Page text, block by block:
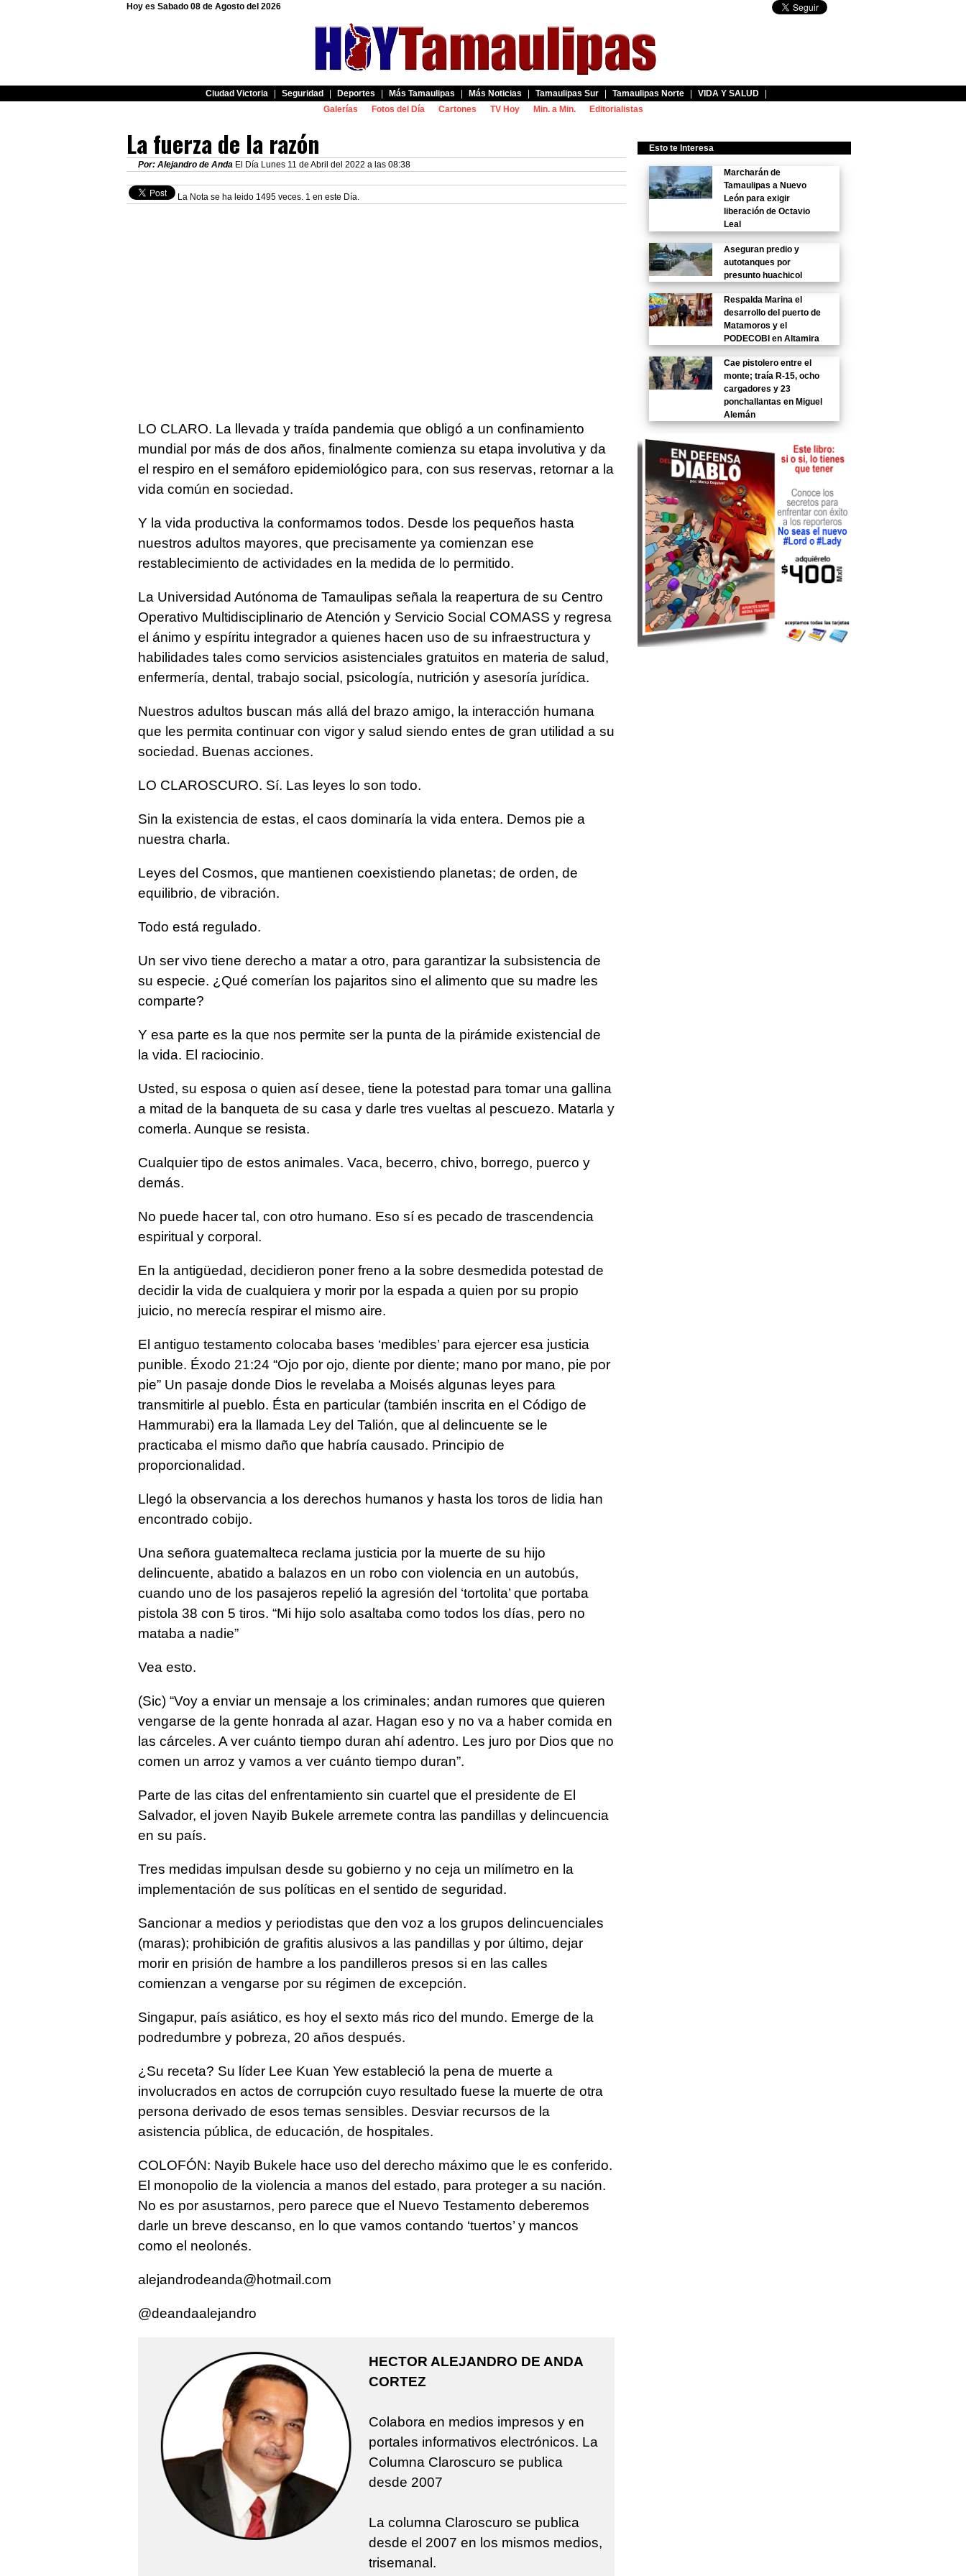
Hoy es Sabado 08 de Agosto del 2026
Ciudad Victoria Seguridad Deportes Más Tamaulipas Más Noticias Tamaulipas Sur Tamaulipas Norte VIDA Y SALUD
Galerías
Fotos del Día Cartones TV Hoy Min. a Min. Editorialistas
La fuerza de la razón
Por: Alejandro de Anda El Día Lunes 11 de Abril del 2022 a las 08:38
La Nota se ha leido 1495 veces. 1 en este Día.
LO CLARO. La llevada y traída pandemia que obligó a un confinamiento
mundial por más de dos años, finalmente comienza su etapa involutiva y da
el respiro en el semáforo epidemiológico para, con sus reservas, retornar a la
vida común en sociedad.
Y la vida productiva la conformamos todos. Desde los pequeños hasta
nuestros adultos mayores, que precisamente ya comienzan ese
restablecimiento de actividades en la medida de lo permitido.
La Universidad Autónoma de Tamaulipas señala la reapertura de su Centro
Operativo Multidisciplinario de Atención y Servicio Social COMASS y regresa
el ánimo y espíritu integrador a quienes hacen uso de su infraestructura y
habilidades tales como servicios asistenciales gratuitos en materia de salud,
enfermería, dental, trabajo social, psicología, nutrición y asesoría jurídica.
Nuestros adultos buscan más allá del brazo amigo, la interacción humana
que les permita continuar con vigor y salud siendo entes de gran utilidad a su
sociedad. Buenas acciones.
LO CLAROSCURO. Sí. Las leyes lo son todo.
Sin la existencia de estas, el caos dominaría la vida entera. Demos pie a
nuestra charla.
Leyes del Cosmos, que mantienen coexistiendo planetas; de orden, de
equilibrio, de vibración.
Todo está regulado.
Un ser vivo tiene derecho a matar a otro, para garantizar la subsistencia de
su especie. ¿Qué comerían los pajaritos sino el alimento que su madre les
comparte?
Y esa parte es la que nos permite ser la punta de la pirámide existencial de
la vida. El raciocinio.
Usted, su esposa o quien así desee, tiene la potestad para tomar una gallina
a mitad de la banqueta de su casa y darle tres vueltas al pescuezo. Matarla y
comerla. Aunque se resista.
Cualquier tipo de estos animales. Vaca, becerro, chivo, borrego, puerco y
demás.
No puede hacer tal, con otro humano. Eso sí es pecado de trascendencia
espiritual y corporal.
En la antigüedad, decidieron poner freno a la sobre desmedida potestad de
decidir la vida de cualquiera y morir por la espada a quien por su propio
juicio, no merecía respirar el mismo aire.
El antiguo testamento colocaba bases ‘medibles’ para ejercer esa justicia
punible. Éxodo 21:24 “Ojo por ojo, diente por diente; mano por mano, pie por
pie” Un pasaje donde Dios le revelaba a Moisés algunas leyes para
transmitirle al pueblo. Ésta en particular (también inscrita en el Código de
Hammurabi) era la llamada Ley del Talión, que al delincuente se le
practicaba el mismo daño que habría causado. Principio de
proporcionalidad.
Llegó la observancia a los derechos humanos y hasta los toros de lidia han
encontrado cobijo.
Una señora guatemalteca reclama justicia por la muerte de su hijo
delincuente, abatido a balazos en un robo con violencia en un autobús,
cuando uno de los pasajeros repelió la agresión del ‘tortolita’ que portaba
pistola 38 con 5 tiros. “Mi hijo solo asaltaba como todos los días, pero no
mataba a nadie”
Vea esto.
(Sic) “Voy a enviar un mensaje a los criminales; andan rumores que quieren
vengarse de la gente honrada al azar. Hagan eso y no va a haber comida en
las cárceles. A ver cuánto tiempo duran ahí adentro. Les juro por Dios que no
comen un arroz y vamos a ver cuánto tiempo duran”.
Parte de las citas del enfrentamiento sin cuartel que el presidente de El
Salvador, el joven Nayib Bukele arremete contra las pandillas y delincuencia
en su país.
Tres medidas impulsan desde su gobierno y no ceja un milímetro en la
implementación de sus políticas en el sentido de seguridad.
Sancionar a medios y periodistas que den voz a los grupos delincuenciales
(maras); prohibición de grafitis alusivos a las pandillas y por último, dejar
morir en prisión de hambre a los pandilleros presos si en las calles
comienzan a vengarse por su régimen de excepción.
Singapur, país asiático, es hoy el sexto más rico del mundo. Emerge de la
podredumbre y pobreza, 20 años después.
¿Su receta? Su líder Lee Kuan Yew estableció la pena de muerte a
involucrados en actos de corrupción cuyo resultado fuese la muerte de otra
persona derivado de esos temas sensibles. Desviar recursos de la
asistencia pública, de educación, de hospitales.
COLOFÓN: Nayib Bukele hace uso del derecho máximo que le es conferido.
El monopolio de la violencia a manos del estado, para proteger a su nación.
No es por asustarnos, pero parece que el Nuevo Testamento deberemos
darle un breve descanso, en lo que vamos contando ‘tuertos’ y mancos
como el neolonés.
alejandrodeanda@hotmail.com
@deandaalejandro
HECTOR ALEJANDRO DE ANDA
CORTEZ
Colabora en medios impresos y en
portales informativos electrónicos. La
Columna Claroscuro se publica
desde 2007
La columna Claroscuro se publica
desde el 2007 en los mismos medios,
trisemanal.
Esto te Interesa
Marcharán de
Tamaulipas a Nuevo
León para exigir
liberación de Octavio
Leal
Aseguran predio y
autotanques por
presunto huachicol
Respalda Marina el
desarrollo del puerto de
Matamoros y el
PODECOBI en Altamira
Cae pistolero entre el
monte; traía R-15, ocho
cargadores y 23
ponchallantas en Miguel
Alemán